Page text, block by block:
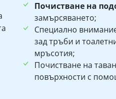
Почистване на
замърсяването;
Специално
зад тръби и
мръсотия;
Почистване на
повърхности с